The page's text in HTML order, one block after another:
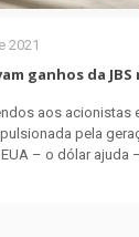
2021
ganhos da
aos acionistas
pela
– o dólar ajuda